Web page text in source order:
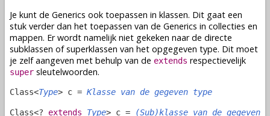
Je kunt de Generics ook toepassen in klassen. Dit gaat een
stuk verder dan het toepassen van de Generics in collecties en
mappen. Er wordt namelijk niet gekeken naar de directe
subklassen of superklassen van het opgegeven type. Dit moet
je zelf aangeven met behulp van de extends respectievelijk
super sleutelwoorden.
Class<Type> c = Klasse van de gegeven type
Class<? extends Type> c =
(Sub)klasse van de gegeven